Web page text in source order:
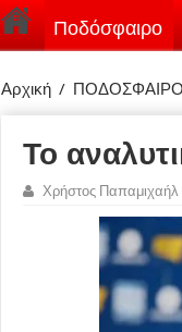
Ποδόσφαιρο
Αρχική / ΠΟΔΟΣΦΑΙΡΟ
Το
Χρήστος Παπαμιχαήλ